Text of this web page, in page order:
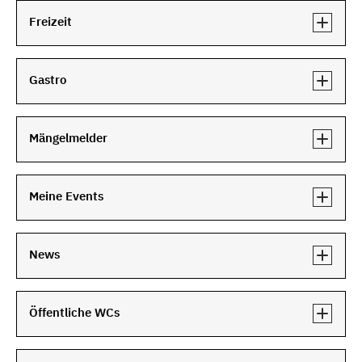
Freizeit
Gastro
Mängelmelder
Meine Events
News
Öffentliche WCs